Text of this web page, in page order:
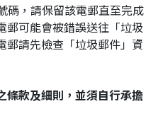
碼，請保留該電郵直至完成
郵可能會被錯誤送往「垃圾
郵請先檢查「垃圾郵件」資
條款及細則，並須自行承擔